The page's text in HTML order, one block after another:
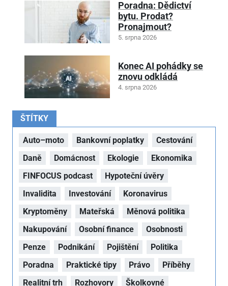
Poradna: Dědictví
bytu. Prodat?
Pronajmout?
5. srpna 2026
Konec AI pohádky se
znovu odkládá
4. srpna 2026
ŠTÍTKY
Auto–moto Bankovní poplatky
Cestování
Daně
Domácnost Ekologie
Ekonomika
FINFOCUS podcast
Hypoteční úvěry
Invalidita
Investování
Koronavirus
Kryptoměny
Mateřská
Měnová politika
Nakupování
Osobní finance
Osobnosti
Penze
Podnikání Pojištění
Politika
Poradna
Praktické tipy Právo
Příběhy
Realitní trh
Rozhovory Školkovné